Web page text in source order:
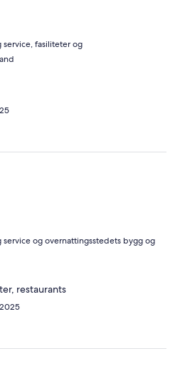
service, fasiliteter og
service og overnattingsstedets bygg og
restaurants